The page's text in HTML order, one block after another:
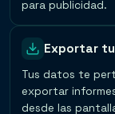
para publicidad.
Exportar
Tus datos te
exportar
desde las